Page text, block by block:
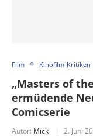
Film Kinofilm-Kritiken
„Masters of
ermüdende
Comicserie
Autor: Mick 2. Juni